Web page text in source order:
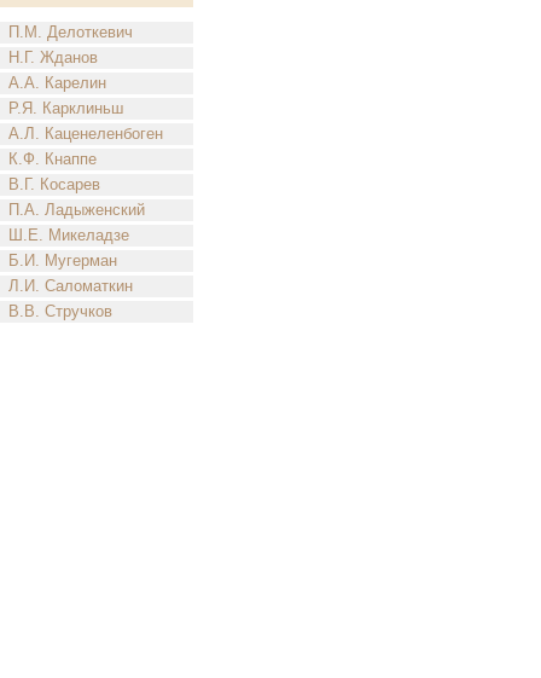
П.М. Делоткевич
Н.Г. Жданов
А.А. Карелин
Р.Я. Карклиньш
А.Л. Каценеленбоген
К.Ф. Кнаппе
В.Г. Косарев
П.А. Ладыженский
Ш.Е. Микеладзе
Б.И. Мугерман
Л.И. Саломаткин
В.В. Стручков